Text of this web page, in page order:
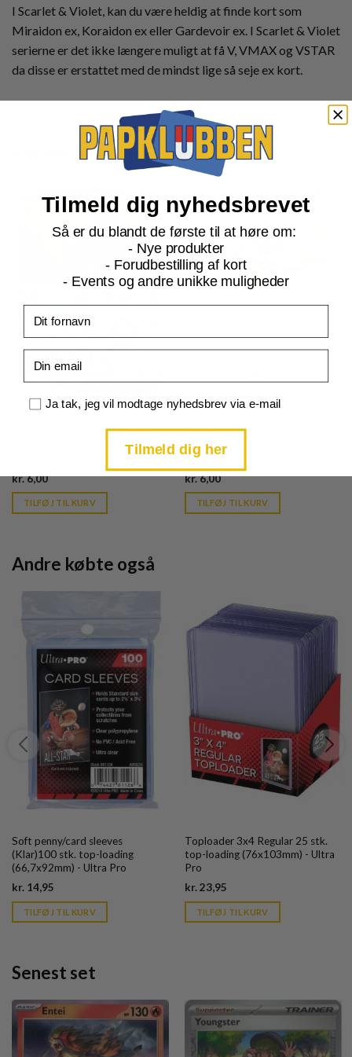
I Scarlet & Violet, kan du være heldig at finde kort som
Miraidon ex, Koraidon ex eller Gardevoir ex. I Scarlet & Violet
serierne er det ikke længere muligt at få V, VMAX og VSTAR
da disse er erstattet med de mindst lige så seje ex kort.
Relaterede produkter
Varoom - 141/198 - Reverse
kr.6,00Current
is:
kr. 39,95.
TILFØJ TIL KURV
Starly - 148/198
kr.6,00Current
is:
kr. 39,95.
TILFØJ TIL KURV
Andre købte også
Soft penny/card sleeves
(Klar)100 stk. top-loading
(66,7x92mm) - Ultra Pro
kr. 14,95
is:
kr. 39,95.
TILFØJ TIL KURV
Toploader 3x4 Regular 25 stk.
top-loading (76x103mm) - Ultra
Pro
kr.23,95Current
is:
kr. 39,95.
TILFØJ TIL KURV
Senest set
Tilmeld dig nyhedsbrevet
Så er du blandt de første til at høre om:
- Nye produkter
- Forudbestilling af kort
- Events og andre unikke muligheder
Samtykke
Ja tak, jeg vil modtage nyhedsbrev via e-mail
Tilmeld dig her